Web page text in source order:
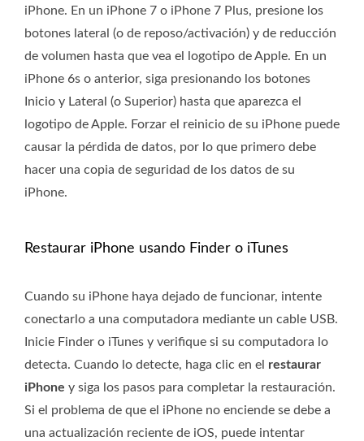
iPhone. En un iPhone 7 o iPhone 7 Plus, presione los
botones lateral (o de reposo/activación) y de reducción
de volumen hasta que vea el logotipo de Apple. En un
iPhone 6s o anterior, siga presionando los botones
Inicio y Lateral (o Superior) hasta que aparezca el
logotipo de Apple. Forzar el reinicio de su iPhone puede
causar la pérdida de datos, por lo que primero debe
hacer una copia de seguridad de los datos de su
iPhone.
Restaurar iPhone usando Finder o iTunes
Cuando su iPhone haya dejado de funcionar, intente
conectarlo a una computadora mediante un cable USB.
Inicie Finder o iTunes y verifique si su computadora lo
detecta. Cuando lo detecte, haga clic en el restaurar
iPhone y siga los pasos para completar la restauración.
Si el problema de que el iPhone no enciende se debe a
una actualización reciente de iOS, puede intentar